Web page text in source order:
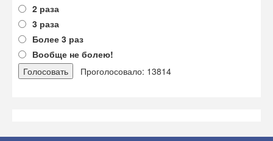
2 раза
3 раза
Более 3 раз
Вообще не болею!
Проголосовало: 13814